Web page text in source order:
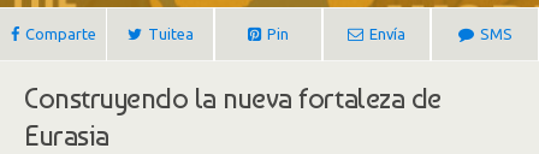
Comparte Tuitea Pin Envía SMS
Construyendo la nueva fortaleza de
Eurasia